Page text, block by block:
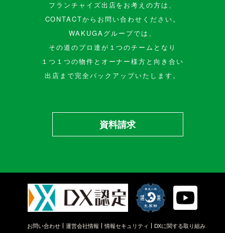
フランチャイズ出店をお考えの方は、
CONTACTからお問い合わせください。
WAKUGAグループでは、
その道のプロ達が１つのチームとなり
１つ１つの物件とオーナー様方と向き合い
出店まで完全バックアップいたします。
資料請求
お問い合わせ 運営会社情報 情報セキュリティ DXに関する取り組み